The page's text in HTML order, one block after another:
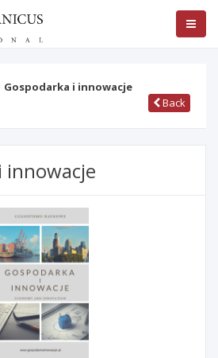
Gospodarka i innowacje
Back
innowacje